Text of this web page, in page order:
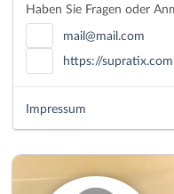
Haben Sie Fragen oder
mail@mail.com
https://supratix.com
Impressum